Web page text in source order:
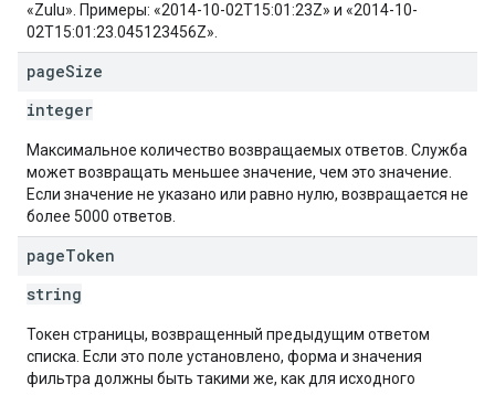
«Zulu». Примеры: «2014-10-02T15:01:23Z» и «2014-10-
02T15:01:23.045123456Z».
pageSize
integer
Максимальное количество возвращаемых ответов. Служба
может возвращать меньшее значение, чем это значение.
Если значение не указано или равно нулю, возвращается не
более 5000 ответов.
pageToken
string
Токен страницы, возвращенный предыдущим ответом
списка. Если это поле установлено, форма и значения
фильтра должны быть такими же, как для исходного